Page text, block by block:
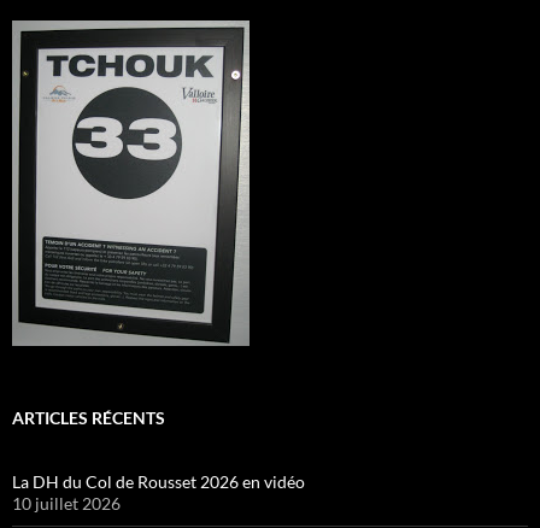
ARTICLES RÉCENTS
La DH du Col de Rousset 2026 en vidéo
10 juillet 2026